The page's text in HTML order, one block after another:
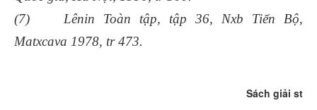
(7) Lênin Toàn tập, tập 36, Nxb Tiến Bộ,
Matxcava 1978, tr 473.
Sách giải st